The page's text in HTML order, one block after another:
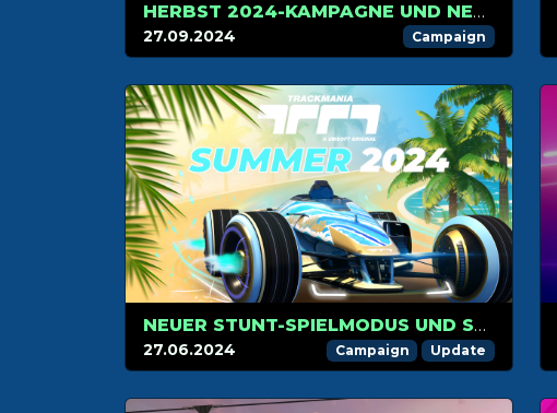
HERBST 2024-KAMPAGNE UND NEUER PLATTFORM-MODUS AB 1. OKTOBER!
27.09.2024 Campaign
NEUER STUNT-SPIELMODUS UND SOMMER 2024 KAMPAGNE STARTEN AM 1. JULI: MACHE DICH BEREIT FÜR DIE FAHRT!
27.06.2024 Campaign Update